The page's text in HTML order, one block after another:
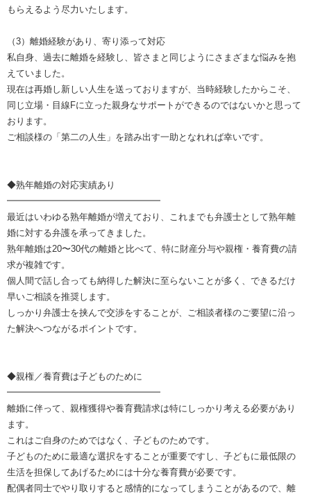
もらえるよう尽力いたします。
（3）離婚経験があり、寄り添って対応
私自身、過去に離婚を経験し、皆さまと同じようにさまざまな悩みを抱
えていました。
現在は再婚し新しい人生を送っておりますが、当時経験したからこそ、
同じ立場・目線Fに立った親身なサポートができるのではないかと思って
おります。
ご相談様の「第二の人生」を踏み出す一助となれれば幸いです。
◆熟年離婚の対応実績あり
━━━━━━━━━━━━━━━━━
最近はいわゆる熟年離婚が増えており、これまでも弁護士として熟年離
婚に対する弁護を承ってきました。
熟年離婚は20〜30代の離婚と比べて、特に財産分与や親権・養育費の請
求が複雑です。
個人間で話し合っても納得した解決に至らないことが多く、できるだけ
早いご相談を推奨します。
しっかり弁護士を挟んで交渉をすることが、ご相談者様のご要望に沿っ
た解決へつながるポイントです。
◆親権／養育費は子どものために
━━━━━━━━━━━━━━━━━
離婚に伴って、親権獲得や養育費請求は特にしっかり考える必要があり
ます。
これはご自身のためではなく、子どものためです。
子どものために最適な選択をすることが重要ですし、子どもに最低限の
生活を担保してあげるためには十分な養育費が必要です。
配偶者同士でやり取りすると感情的になってしまうことがあるので、離